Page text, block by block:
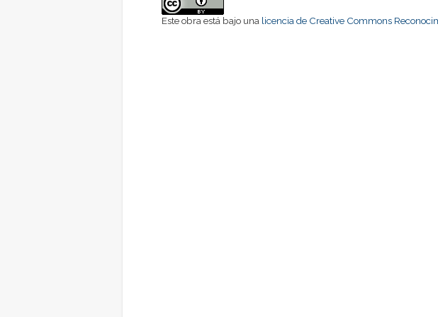
Este obra está bajo una licencia de Creative Commons